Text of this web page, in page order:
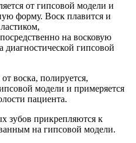
от гипсовой модели и
форму. Воск плавится и
на восковую
диагностической гипсовой
воска, полируется,
модели и примеряется
пациента.
зубов прикрепляются к
на гипсовой модели.